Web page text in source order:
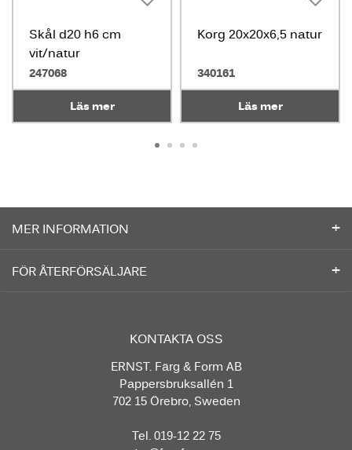
Skål d20 h6 cm
vit/natur
247068
Läs mer
Korg 20x20x6,5 natur
340161
Läs mer
MER INFORMATION
FÖR ÅTERFÖRSÄLJARE
KONTAKTA OSS
ERNST. Färg & Form AB
Pappersbruksallén 1
702 15 Örebro, Sweden
Tel. 019-12 22 75